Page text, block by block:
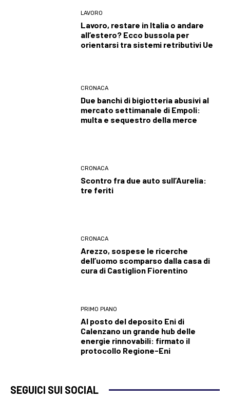
LAVORO
Lavoro, restare in Italia o andare
all’estero? Ecco bussola per
orientarsi tra sistemi retributivi Ue
CRONACA
Due banchi di bigiotteria abusivi al
mercato settimanale di Empoli:
multa e sequestro della merce
CRONACA
Scontro fra due auto sull’Aurelia:
tre feriti
CRONACA
Arezzo, sospese le ricerche
dell’uomo scomparso dalla casa di
cura di Castiglion Fiorentino
PRIMO PIANO
Al posto del deposito Eni di
Calenzano un grande hub delle
energie rinnovabili: firmato il
protocollo Regione-Eni
SEGUICI SUI SOCIAL